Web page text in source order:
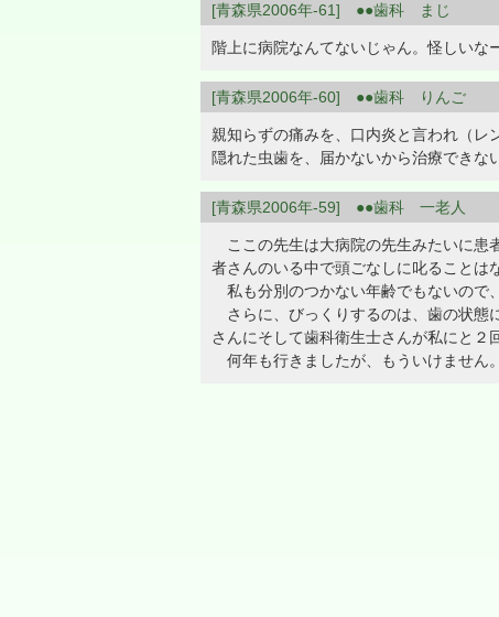
[青森県2006年-61] ●●歯科 まじ
階上に病院なんてないじゃん。怪しいな
[青森県2006年-60] ●●歯科 りんご
親知らずの痛みを、口内炎と言われ（レ
隠れた虫歯を、届かないから治療でき
[青森県2006年-59] ●●歯科 一老人
ここの先生は大病院の先生みたいに患
者さんのいる中で頭ごなしに叱ることは
私も分別のつかない年齢でもないので
さらに、びっくりするのは、歯の状態
さんにそして歯科衛生士さんが私にと２
何年も行きましたが、もういけません。